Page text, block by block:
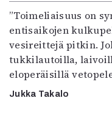
”Toimeliaisuus on
entisaikojen
vesireittejä pitkin.
tukkilautoilla,
eloperäisillä
Jukka Takalo